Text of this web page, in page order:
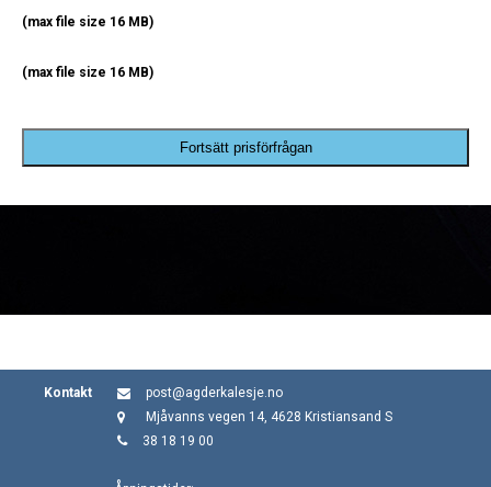
(max file size 16 MB)
(max file size 16 MB)
Fortsätt prisförfrågan
Kontakt
post@agderkalesje.no
Mjåvanns vegen 14, 4628 Kristiansand S
38 18 19 00